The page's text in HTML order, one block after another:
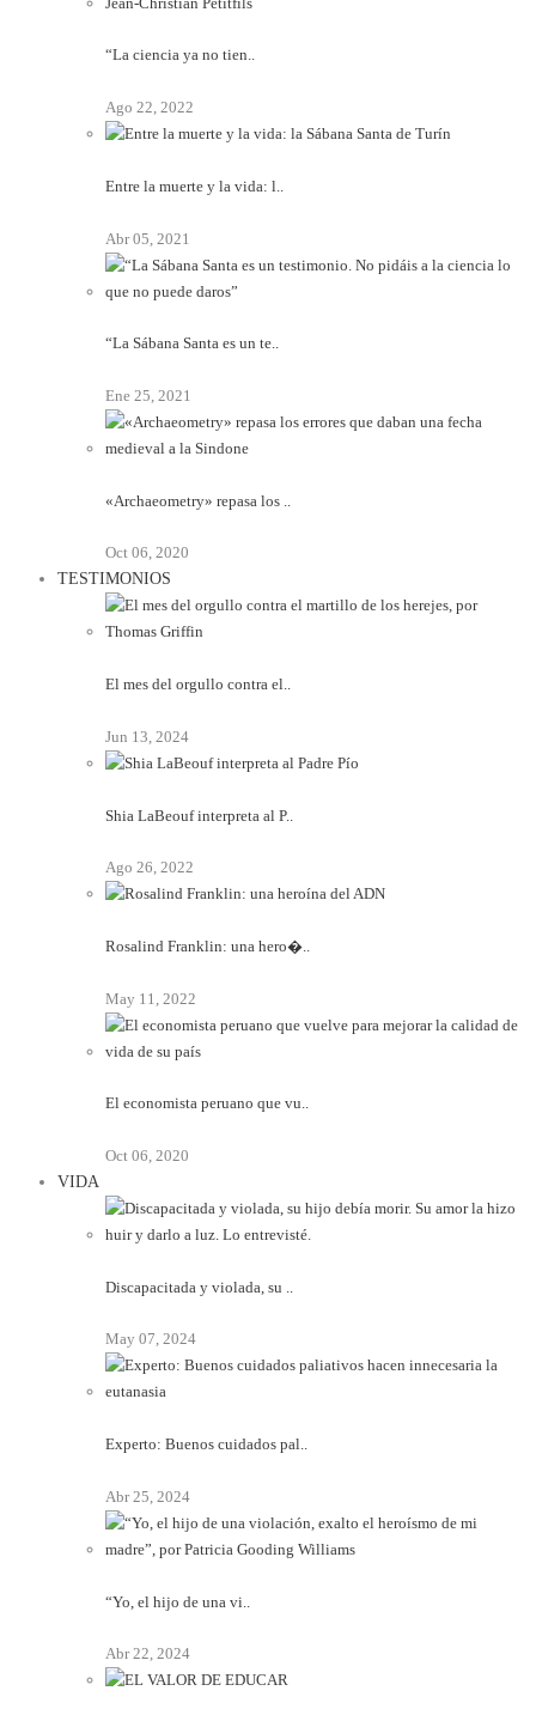
“La ciencia ya no tien..
Ago 22, 2022
Entre la muerte y la vida: l..
Abr 05, 2021
“La Sábana Santa es un te..
Ene 25, 2021
«Archaeometry» repasa los ..
Oct 06, 2020
TESTIMONIOS
El mes del orgullo contra el..
Jun 13, 2024
Shia LaBeouf interpreta al P..
Ago 26, 2022
Rosalind Franklin: una hero�..
May 11, 2022
El economista peruano que vu..
Oct 06, 2020
VIDA
Discapacitada y violada, su ..
May 07, 2024
Experto: Buenos cuidados pal..
Abr 25, 2024
“Yo, el hijo de una vi..
Abr 22, 2024